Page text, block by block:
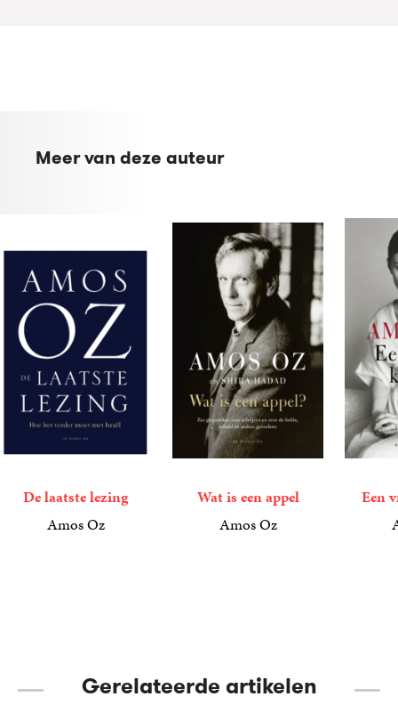
Meer van deze auteur
De laatste lezing
Amos Oz
Wat is een appel
Amos Oz
Een
Gerelateerde artikelen